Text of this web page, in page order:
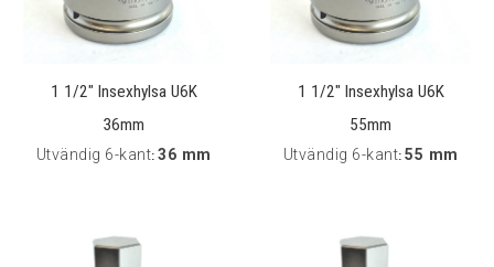
1 1/2" Insexhylsa U6K
36mm
Utvändig 6-kant: 36 mm
1 1/2" Insexhylsa U6K
55mm
Utvändig 6-kant: 55 mm